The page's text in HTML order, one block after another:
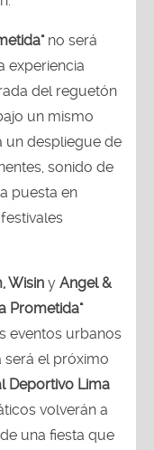
no será
experiencia
del reguetón
un mismo
un despliegue de
sonido de
puesta en
Wisin y Angel &
Prometida"
eventos urbanos
será el próximo
Deportivo Lima
volverán a
una fiesta que